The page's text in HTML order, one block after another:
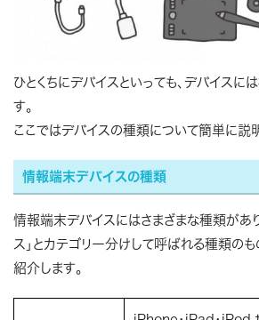
ひとくちにデバイスといっても、デバイスに
す。
ここではデバイスの種類について簡単に説
情報端末デバイスの種類
情報端末デバイスにはさまざまな種類があ
ス」とカテゴリー分けして呼ばれる種類の
紹介します。